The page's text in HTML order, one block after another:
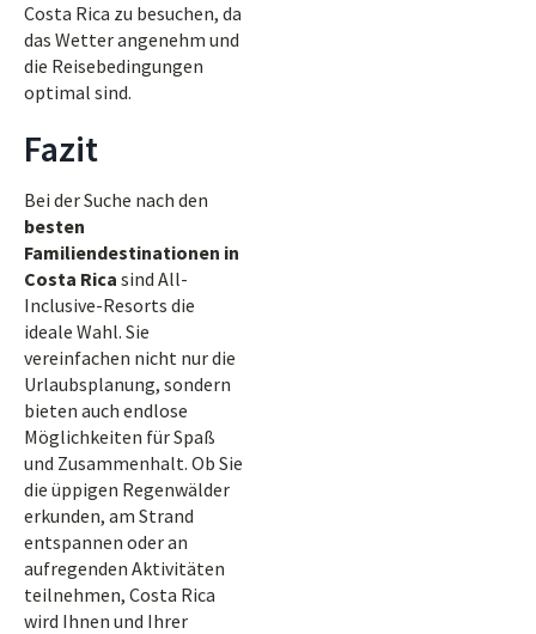
Costa Rica zu besuchen, da
das Wetter angenehm und
die Reisebedingungen
optimal sind.
Fazit
Bei der Suche nach den
besten
Familiendestinationen in
Costa Rica sind All-
Inclusive-Resorts die
ideale Wahl. Sie
vereinfachen nicht nur die
Urlaubsplanung, sondern
bieten auch endlose
Möglichkeiten für Spaß
und Zusammenhalt. Ob Sie
die üppigen Regenwälder
erkunden, am Strand
entspannen oder an
aufregenden Aktivitäten
teilnehmen, Costa Rica
wird Ihnen und Ihrer